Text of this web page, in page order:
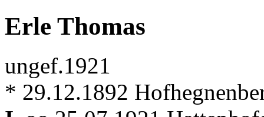
Erle Thomas
ungef.1921
* 29.12.1892